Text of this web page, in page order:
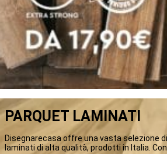
PARQUET LAMINATI
Disegnarecasa offre una vasta selezione
laminati di alta qualità, prodotti in Italia.